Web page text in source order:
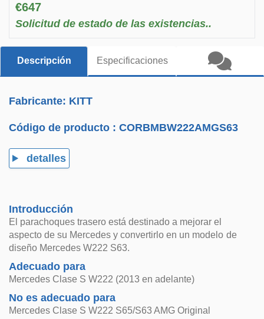
€647
Solicitud de estado de las existencias..
Descripción Especificaciones
Fabricante: KITT
Código de producto :CORBMBW222AMGS63
detalles
Introducción
El parachoques trasero está destinado a mejorar el
aspecto de su Mercedes y convertirlo en un modelo de
diseño Mercedes W222 S63.
Adecuado para
Mercedes Clase S W222 (2013 en adelante)
No es adecuado para
Mercedes Clase S W222 S65/S63 AMG Original